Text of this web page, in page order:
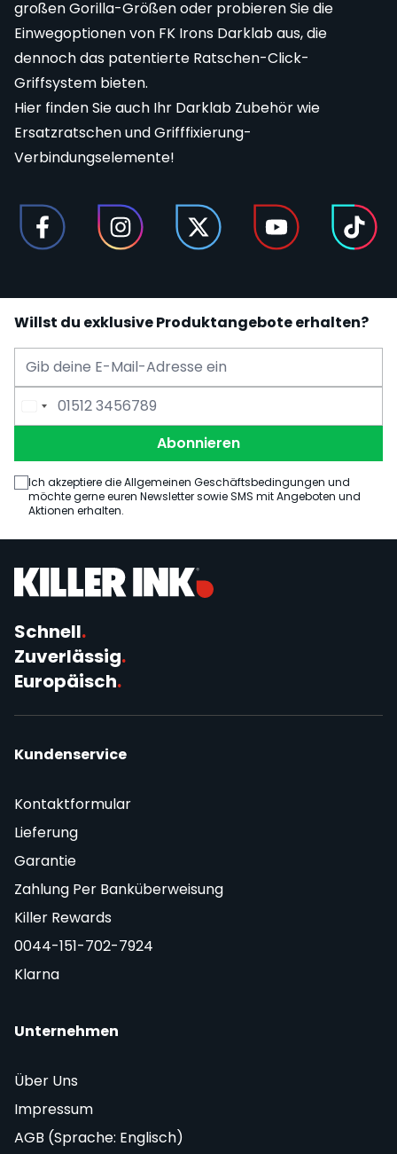
großen Gorilla-Größen oder probieren Sie die
Einwegoptionen von FK Irons Darklab aus, die
dennoch das patentierte Ratschen-Click-
Griffsystem bieten.
Hier finden Sie auch Ihr Darklab Zubehör wie
Ersatzratschen und Grifffixierung-
Verbindungselemente!
Willst du exklusive Produktangebote erhalten?
E-Mail Adresse
Telefonnummer
Abonnieren
Ich akzeptiere die Allgemeinen Geschäftsbedingungen und
möchte gerne euren Newsletter sowie SMS mit Angeboten und
Aktionen erhalten.
Schnell.
Zuverlässig.
Europäisch.
Kundenservice
Kontaktformular
Lieferung
Garantie
Zahlung Per Banküberweisung
Killer Rewards
0044-151-702-7924
Klarna
Unternehmen
Über Uns
Impressum
AGB (Sprache: Englisch)